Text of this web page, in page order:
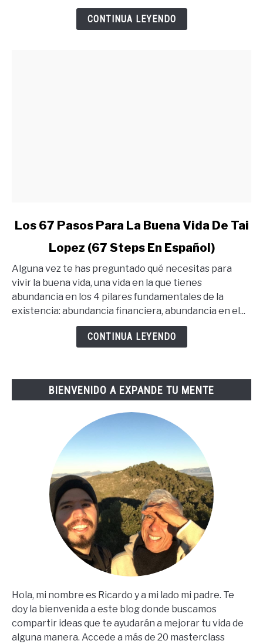
CONTINUA LEYENDO
link
67
Pasos
Para
Steps
Los 67 Pasos Para La Buena Vida De Tai
Lopez (67 Steps En Español)
Alguna vez te has preguntado qué necesitas para
vivir la buena vida, una vida en la que tienes
abundancia en los 4 pilares fundamentales de la
existencia: abundancia financiera, abundancia en el...
CONTINUA LEYENDO
BIENVENIDO A EXPANDE TU MENTE
Hola, mi nombre es Ricardo y a mi lado mi padre. Te
doy la bienvenida a este blog donde buscamos
compartir ideas que te ayudarán a mejorar tu vida de
alguna manera. Accede a más de 20 masterclass